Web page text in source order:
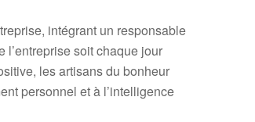
intégrant un responsable
l’entreprise soit chaque jour
les artisans du bonheur
personnel et à l’intelligence